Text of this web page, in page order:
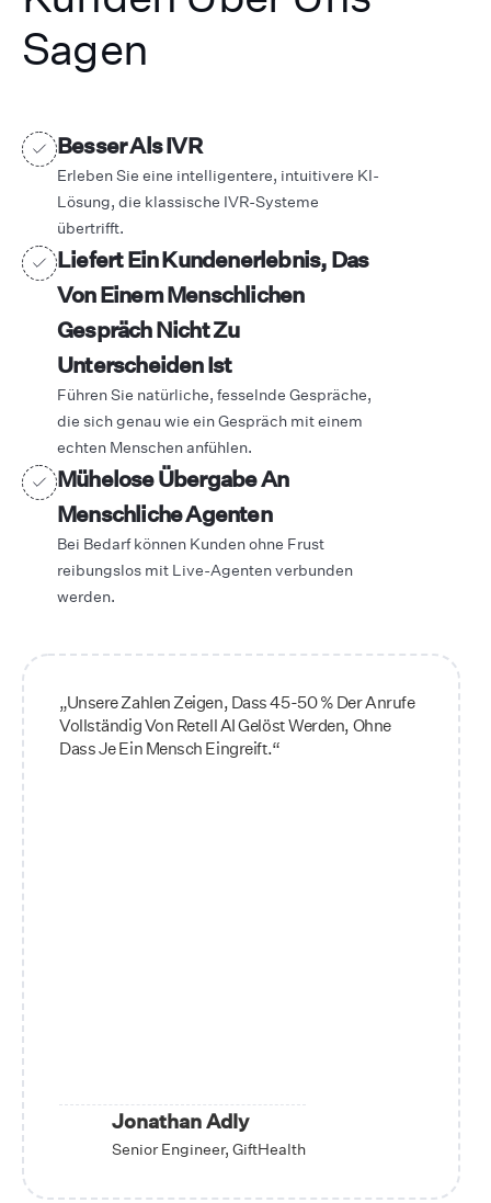
Sagen
Besser Als IVR
Erleben Sie eine intelligentere, intuitivere KI-
Lösung, die klassische IVR-Systeme
übertrifft.
Liefert Ein Kundenerlebnis, Das
Von Einem Menschlichen
Gespräch Nicht Zu
Unterscheiden Ist
Führen Sie natürliche, fesselnde Gespräche,
die sich genau wie ein Gespräch mit einem
echten Menschen anfühlen.
Mühelose Übergabe An
Menschliche Agenten
Bei Bedarf können Kunden ohne Frust
reibungslos mit Live-Agenten verbunden
werden.
„Unsere Zahlen Zeigen, Dass 45-50 % Der Anrufe
Vollständig Von Retell AI Gelöst Werden, Ohne
Dass Je Ein Mensch Eingreift.“
Jonathan Adly
Senior Engineer, GiftHealth